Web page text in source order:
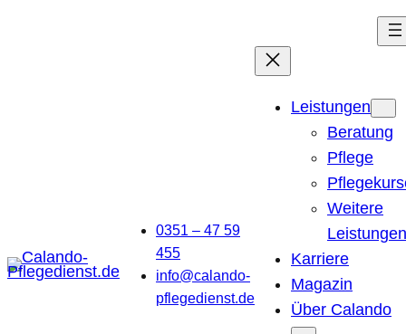
0351 – 47 59
455
info@calando-
pflegedienst.de
Leistungen
Beratung
Pflege
Weitere
Leistungen
Karriere
Magazin
Über Calando